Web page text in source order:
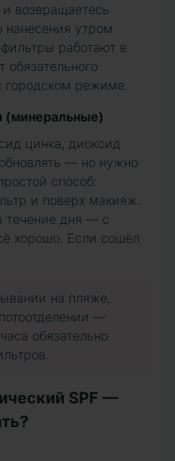
возвращаетесь
утром
работают в
обязательного
режиме.
(минеральные)
цинка, диоксид
— но нужно
способ:
и поверх макияж.
течение дня — с
хорошо. Если сошёл
на пляже,
—
обязательно
SPF —